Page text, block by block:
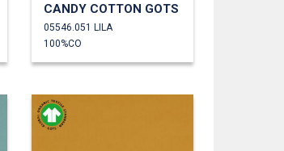
CANDY COTTON GOTS
05546.051 LILA
100%CO